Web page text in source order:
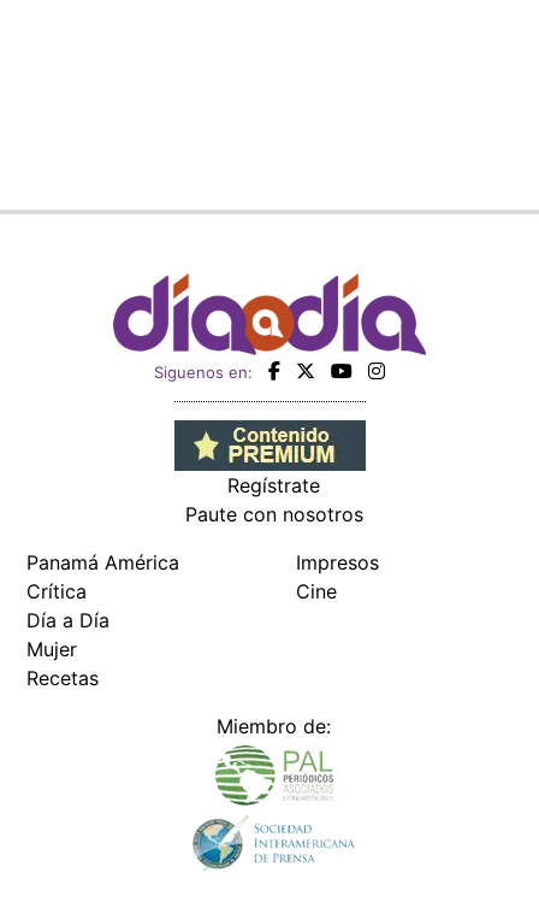
Siguenos en:
Regístrate
Paute con nosotros
Panamá América
Crítica
Día a Día
Mujer
Recetas
Impresos
Cine
Miembro de: